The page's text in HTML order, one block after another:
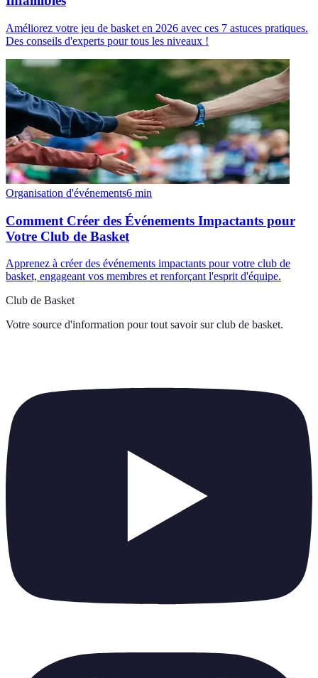
Améliorez votre jeu de basket en 2026 avec ces 7 astuces pratiques.
Des conseils d'experts pour tous les niveaux !
Organisation d'événements6 min
Comment Créer des Événements Impactants pour
Votre Club de Basket
Apprenez à créer des événements impactants pour votre club de
basket, engageant vos membres et renforçant l'esprit d'équipe.
Club de Basket
Votre source d'information pour tout savoir sur club de basket.